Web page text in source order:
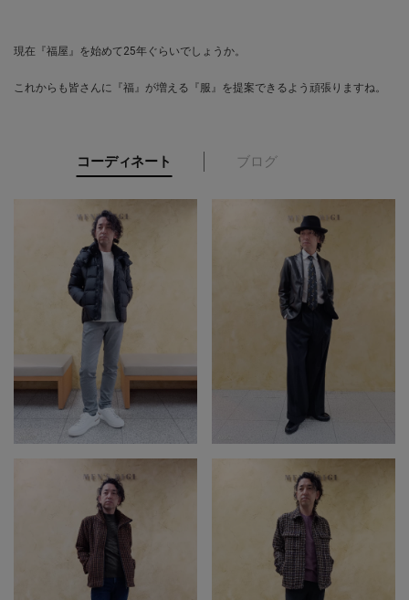
現在『福屋』を始めて25年ぐらいでしょうか。
これからも皆さんに『福』が増える『服』を提案できるよう頑張りますね。
コーディネート ブログ